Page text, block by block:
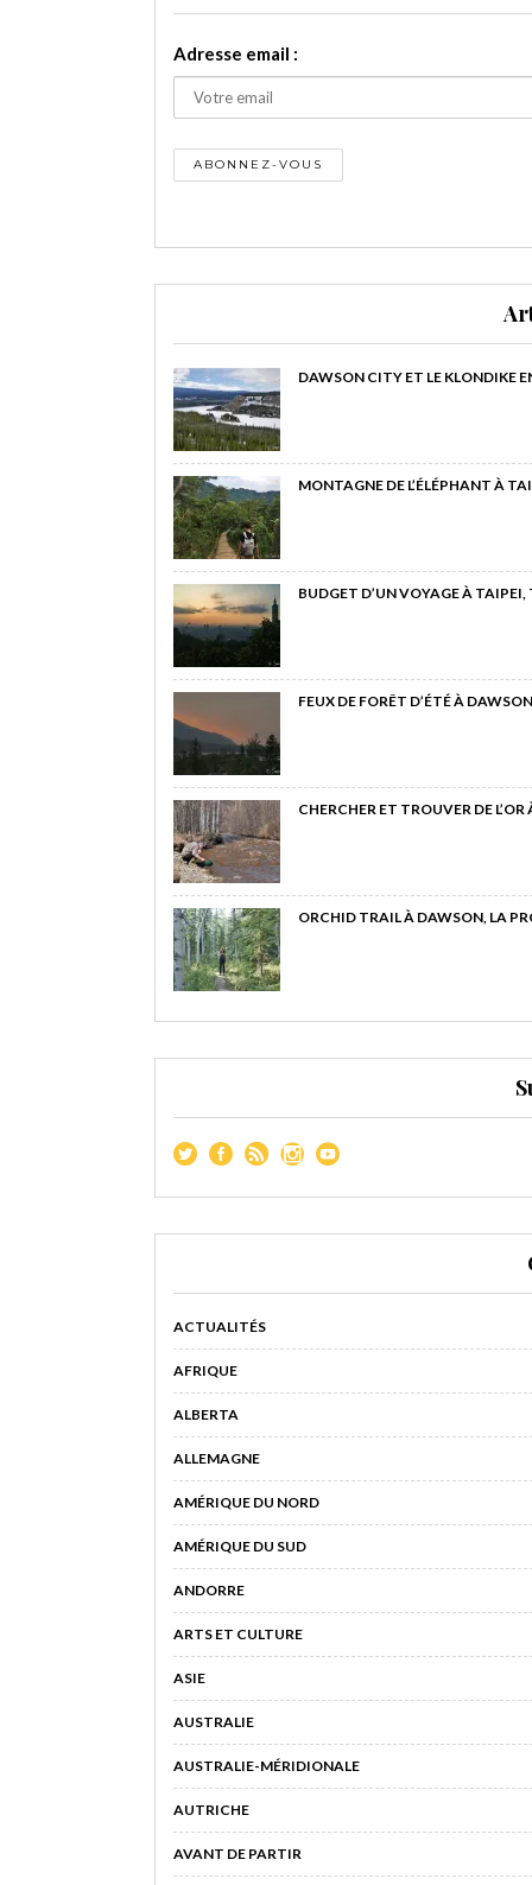
Adresse email :
DAWSON CITY ET LE KLONDIKE
MONTAGNE DE L’ÉLÉPHANT À
BUDGET D’UN VOYAGE À
FEUX DE FORÊT D’ÉTÉ À
CHERCHER ET TROUVER DE
ORCHID TRAIL À DAWSON, LA
ACTUALITÉS
AFRIQUE
ALBERTA
ALLEMAGNE
AMÉRIQUE DU NORD
AMÉRIQUE DU SUD
ANDORRE
ARTS ET CULTURE
ASIE
AUSTRALIE
AUSTRALIE-MÉRIDIONALE
AUTRICHE
AVANT DE PARTIR